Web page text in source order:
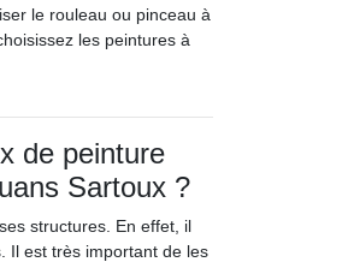
le rouleau ou pinceau à
les peintures à
de peinture
Sartoux ?
structures. En effet, il
Il est très important de les